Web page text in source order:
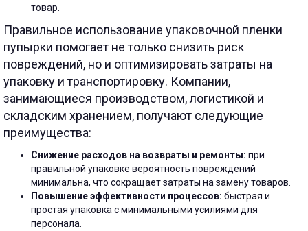
товар.
Правильное использование упаковочной пленки
пупырки помогает не только снизить риск
повреждений, но и оптимизировать затраты на
упаковку и транспортировку. Компании,
занимающиеся производством, логистикой и
складским хранением, получают следующие
преимущества:
Снижение расходов на возвраты и ремонты: при
правильной упаковке вероятность повреждений
минимальна, что сокращает затраты на замену товаров.
Повышение эффективности процессов: быстрая и
простая упаковка с минимальными усилиями для
персонала.